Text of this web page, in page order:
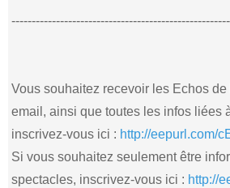
Vous souhaitez recevoir les Echos
email, ainsi que toutes les infos liées
inscrivez-vous ici : http://eepurl.com/
Si vous souhaitez seulement être
spectacles, inscrivez-vous ici : http://